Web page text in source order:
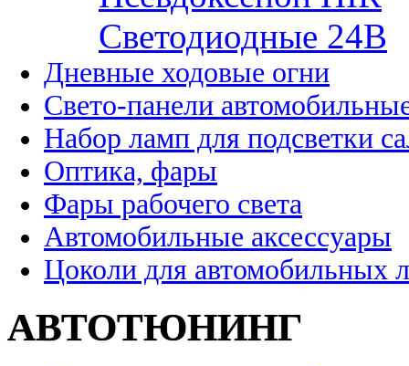
Cветодиодные 24B
Дневные ходовые огни
Свето-панели
Набор ламп для подсветки
Оптика, фары
Фары рабочего света
Автомобильные аксессуары
Цоколи для автомобильных
АВТОТЮНИНГ